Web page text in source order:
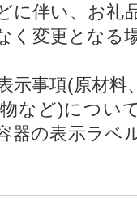
に伴い、お礼
く変更となる
示事項(原材料
など)につい
器の表示ラベ